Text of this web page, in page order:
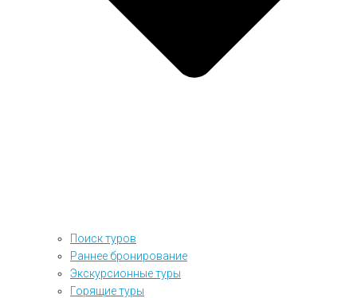
Поиск туров
Раннее бронирование
Экскурсионные туры
Горящие туры